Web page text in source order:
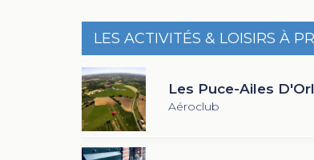
LES ACTIVITÉS & LOISIRS À
Les Puce-Ailes
Aéroclub